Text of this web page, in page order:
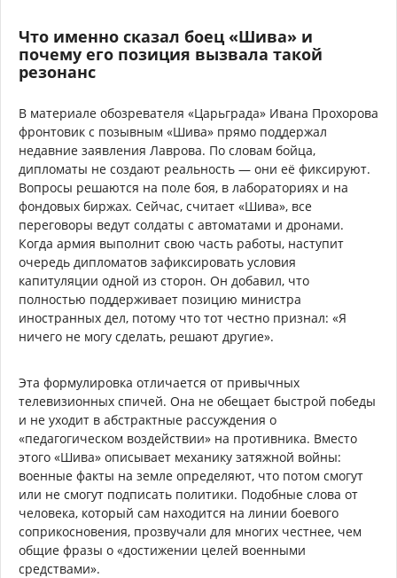
Что именно сказал боец «Шива» и
почему его позиция вызвала такой
резонанс
В материале обозревателя «Царьграда» Ивана Прохорова
фронтовик с позывным «Шива» прямо поддержал
недавние заявления Лаврова. По словам бойца,
дипломаты не создают реальность — они её фиксируют.
Вопросы решаются на поле боя, в лабораториях и на
фондовых биржах. Сейчас, считает «Шива», все
переговоры ведут солдаты с автоматами и дронами.
Когда армия выполнит свою часть работы, наступит
очередь дипломатов зафиксировать условия
капитуляции одной из сторон. Он добавил, что
полностью поддерживает позицию министра
иностранных дел, потому что тот честно признал: «Я
ничего не могу сделать, решают другие».
Эта формулировка отличается от привычных
телевизионных спичей. Она не обещает быстрой победы
и не уходит в абстрактные рассуждения о
«педагогическом воздействии» на противника. Вместо
этого «Шива» описывает механику затяжной войны:
военные факты на земле определяют, что потом смогут
или не смогут подписать политики. Подобные слова от
человека, который сам находится на линии боевого
соприкосновения, прозвучали для многих честнее, чем
общие фразы о «достижении целей военными
средствами».